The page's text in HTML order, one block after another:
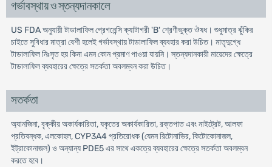
গর্ভাবস্থায় ও স্তন্যদানকালে
US FDA অনুযায়ী টাডালাফিল প্রেগনেন্সি ক্যাটাগরী 'B' শ্রেণীভুক্ত ঔষধ। শুধুমাত্র ঝুঁকির
চাইতে সুবিধার মাত্রা বেশী হলেই গর্ভাবস্থায় টাডালাফিল ব্যবহার করা উচিত। মাতৃদুগ্ধে
টাডালাফিল নিঃসৃত হয় কিনা এমন কোন প্রমাণ পাওয়া যায়নি। স্তন্যদানকারী মায়েদের ক্ষেত্রে
টাডালাফিল ব্যবহারের ক্ষেত্রে সতর্কতা অবলম্বন করা উচিত।
সতর্কতা
অ্যানজিনা, বৃক্কীয় অকার্যকারিতা, যকৃতের অকার্যকারিতা, রক্তপাত এবং নাইট্রেট, আলফা
প্রতিবন্ধক, এলকোহল, CYP3A4 প্রতিরোধক (যেমন রিটোনাভির, কিটোকোনাজল,
ইট্রাকোনাজল) ও অন্যান্য PDE5 এর সাথে একত্রে ব্যবহারের ক্ষেত্রে সতর্কতা অবলম্বন
করতে হবে।